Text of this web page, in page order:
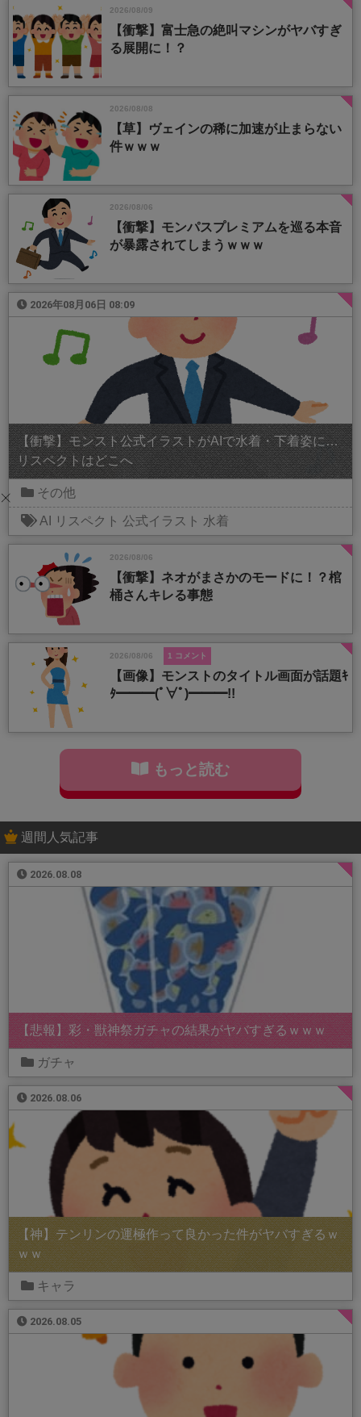
2026/08/09
【衝撃】富士急の絶叫マシンがヤバすぎ
る展開に！？
2026/08/08
【草】ヴェインの稀に加速が止まらない
件ｗｗｗ
2026/08/06
【衝撃】モンパスプレミアムを巡る本音
が暴露されてしまうｗｗｗ
2026年08月06日 08:09
【衝撃】モンスト公式イラストがAIで水着・下着姿に…
リスペクトはどこへ
その他
AI リスペクト 公式イラスト 水着
2026/08/06
【衝撃】ネオがまさかのモードに！？棺
桶さんキレる事態
2026/08/06 1 コメント
【画像】モンストのタイトル画面が話題ｷ
ﾀ━━━(ﾟ∀ﾟ)━━━!!
もっと読む
週間人気記事
2026.08.08
【悲報】彩・獣神祭ガチャの結果がヤバすぎるｗｗｗ
ガチャ
2026.08.06
【神】テンリンの運極作って良かった件がヤバすぎるｗ
ｗｗ
キャラ
2026.08.05